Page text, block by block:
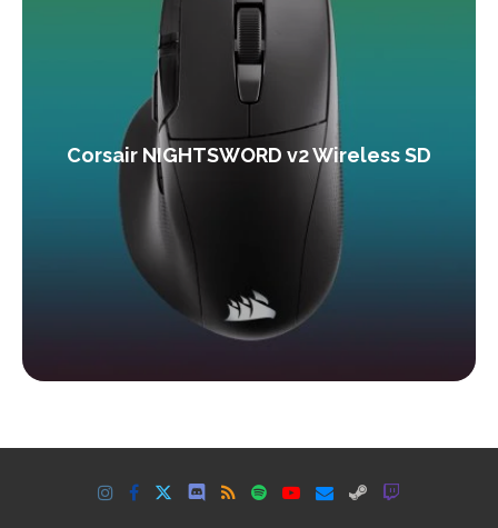
Corsair NIGHTSWORD v2 Wireless SD